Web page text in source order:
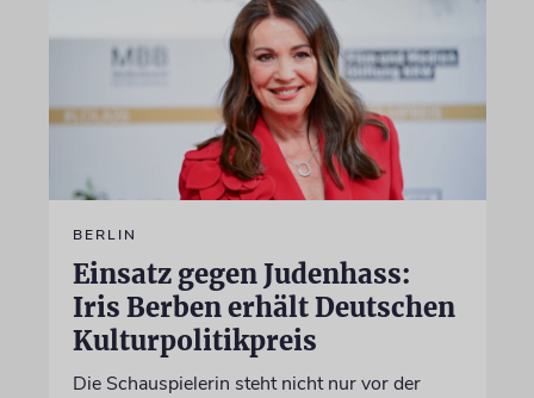
BERLIN
Einsatz gegen Judenhass:
Iris Berben erhält Deutschen
Kulturpolitikpreis
Die Schauspielerin steht nicht nur vor der